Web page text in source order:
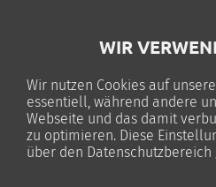
WIR
Wir nutzen Cookies auf
essentiell, während andere
Webseite und das damit
zu optimieren. Diese
über den